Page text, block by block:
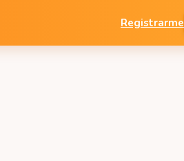
Registrarme